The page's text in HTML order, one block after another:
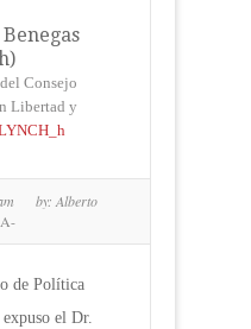
Consejo
Libertad y
by: Alberto
de Política
el Dr.